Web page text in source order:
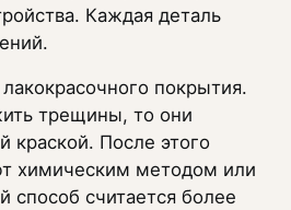
Каждая деталь
покрытия.
трещины, то они
краской. После этого
химическим методом или
способ считается более